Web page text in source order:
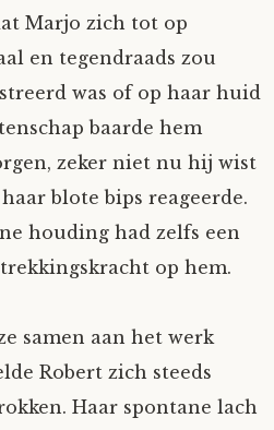
Marjo zich tot op
en tegendraads zou
was of op haar huid
baarde hem
zeker niet nu hij wist
blote bips reageerde.
houding had zelfs een
op hem.
samen aan het werk
Robert zich steeds
Haar spontane lach